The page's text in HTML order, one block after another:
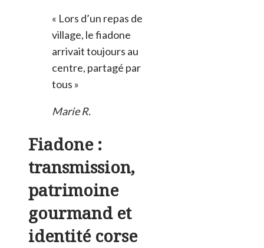
« Lors d’un repas de
village, le fiadone
arrivait toujours au
centre, partagé par
tous »
Marie R.
Fiadone :
transmission,
patrimoine
gourmand et
identité corse